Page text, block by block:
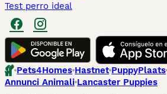
Test perro ideal
Pets4Homes Hastnet PuppyPlaats
Annunci Animali Lancaster Puppies